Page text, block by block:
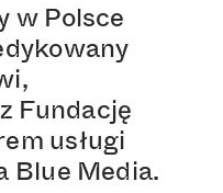
w Polsce
Fundację
usługi
Blue Media.